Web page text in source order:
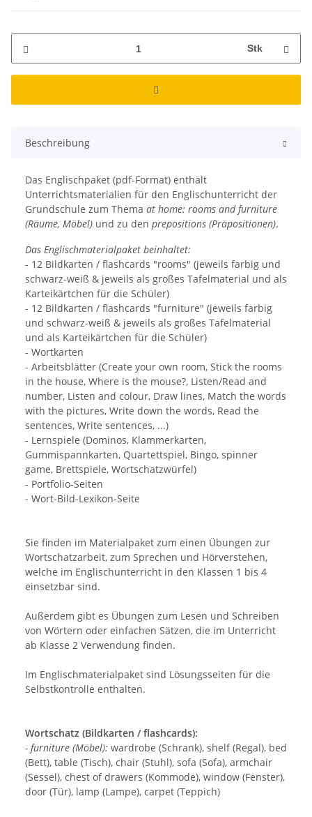
Stk
Beschreibung
Das Englischpaket (pdf-Format) enthält
Unterrichtsmaterialien für den Englischunterricht der
Grundschule zum Thema at home: rooms and furniture
(Räume, Möbel) und zu den prepositions (Präpositionen).
Das Englischmaterialpaket beinhaltet:
- 12 Bildkarten / flashcards "rooms" (jeweils farbig und
schwarz-weiß & jeweils als großes Tafelmaterial und als
Karteikärtchen für die Schüler)
- 12 Bildkarten / flashcards "furniture" (jeweils farbig
und schwarz-weiß & jeweils als großes Tafelmaterial
und als Karteikärtchen für die Schüler)
- Wortkarten
- Arbeitsblätter (Create your own room, Stick the rooms
in the house, Where is the mouse?, Listen/Read and
number, Listen and colour, Draw lines, Match the words
with the pictures, Write down the words, Read the
sentences, Write sentences, ...)
- Lernspiele (Dominos, Klammerkarten,
Gummispannkarten, Quartettspiel, Bingo, spinner
game, Brettspiele, Wortschatzwürfel)
- Portfolio-Seiten
- Wort-Bild-Lexikon-Seite
Sie finden im Materialpaket zum einen Übungen zur
Wortschatzarbeit, zum Sprechen und Hörverstehen,
welche im Englischunterricht in den Klassen 1 bis 4
einsetzbar sind.
Außerdem gibt es Übungen zum Lesen und Schreiben
von Wörtern oder einfachen Sätzen, die im Unterricht
ab Klasse 2 Verwendung finden.
Im Englischmaterialpaket sind Lösungsseiten für die
Selbstkontrolle enthalten.
Wortschatz (Bildkarten / flashcards):
- furniture (Möbel): wardrobe (Schrank), shelf (Regal), bed
(Bett), table (Tisch), chair (Stuhl), sofa (Sofa), armchair
(Sessel), chest of drawers (Kommode), window (Fenster),
door (Tür), lamp (Lampe), carpet (Teppich)